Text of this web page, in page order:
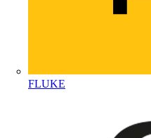
FLUKE